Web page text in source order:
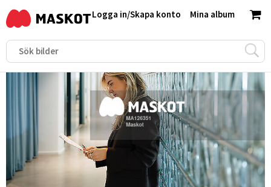
Mina album
Logga in/Skapa konto